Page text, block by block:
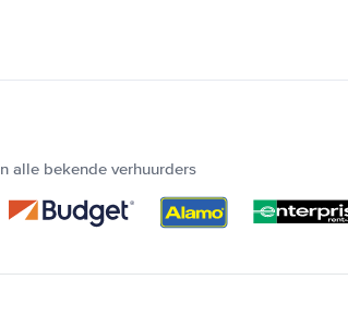
alle bekende verhuurders